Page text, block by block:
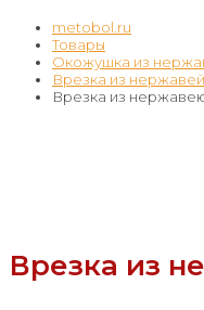
metobol.ru
Товары
Окожушка из
Врезка из
Врезка из
Врезка из